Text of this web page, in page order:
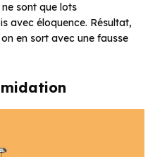
sont que lots
avec éloquence. Résultat,
en sort avec une fausse